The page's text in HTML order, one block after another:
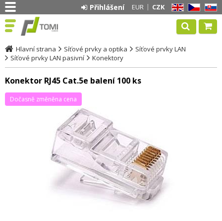
EN CZ SK
EUR CZK
Přihlášení
Hlavní strana Síťové prvky a optika
Síťové prvky LAN
Síťové prvky LAN pasivní
Konektory
Konektor RJ45 Cat.5e balení 100 ks
Dočasně změněna cena